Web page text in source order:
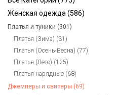
Женская одежда (586)
Платья и туники (301)
Платья (Зима) (31)
Платья (Осень-Весна) (77)
Платья (Лето) (125)
Платья нарядные (68)
Джемперы и свитеры (69)